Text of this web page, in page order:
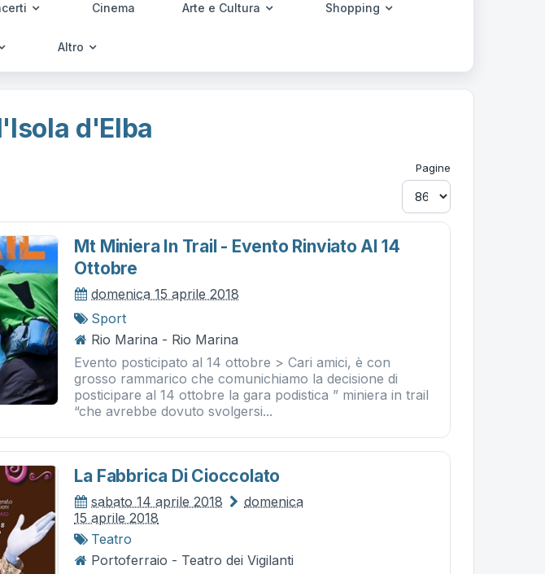
Cinema Arte e Cultura Shopping
Altro
d'Elba
Pagine
Mt Miniera In Trail - Evento Rinviato Al 14
Ottobre
domenica 15 aprile 2018
Sport
Rio Marina - Rio Marina
Evento posticipato al 14 ottobre > Cari amici, è con
grosso rammarico che comunichiamo la decisione di
posticipare al 14 ottobre la gara podistica ” miniera in trail
“che avrebbe dovuto svolgersi...
La Fabbrica Di Cioccolato
sabato 14 aprile 2018
domenica
15 aprile 2018
Teatro
Portoferraio - Teatro dei Vigilanti